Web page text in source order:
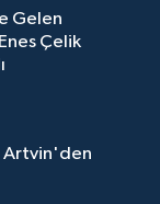
Gelen
Çelik
Artvin'den